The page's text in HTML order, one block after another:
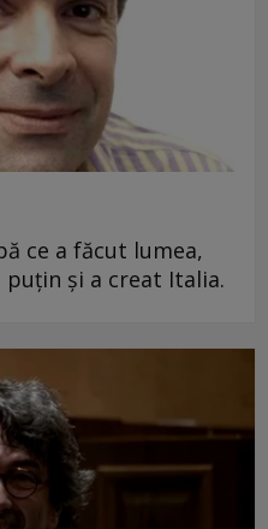
ce a făcut lumea,
și a creat Italia.